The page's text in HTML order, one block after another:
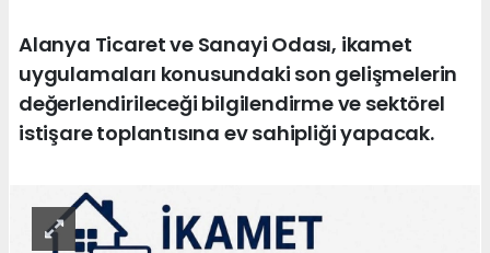
Alanya Ticaret ve Sanayi Odası, ikamet
uygulamaları konusundaki son gelişmelerin
değerlendirileceği bilgilendirme ve sektörel
istişare toplantısına ev sahipliği yapacak.